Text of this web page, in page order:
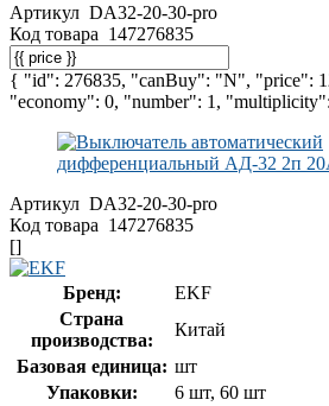
Артикул DA32-20-30-pro
Код товара 147276835
{ "id": 276835, "canBuy": "N", "price":
"economy": 0, "number": 1,
Артикул DA32-20-30-pro
Код товара 147276835
[]
Бренд:
EKF
Страна
производства:
Китай
Базовая единица: шт
Упаковки:
6 шт, 60 шт